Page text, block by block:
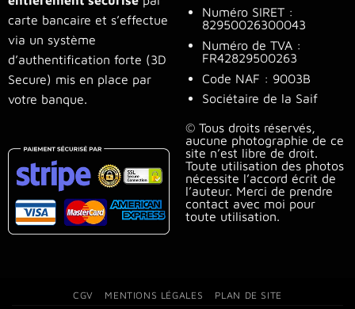
carte bancaire et s’effectue
via un système
d’authentification forte (3D
Secure) mis en place par
votre banque.
Numéro SIRET :
82950026300043
Numéro de TVA :
FR42829500263
Code NAF : 9003B
Sociétaire de la Saif
© Tous droits réservés,
aucune photographie de ce
site n’est libre de droit.
Toute utilisation des photos
nécessite l’accord écrit de
l’auteur. Merci de prendre
contact avec moi pour
toute utilisation.
CGV MENTIONS LÉGALES PLAN DE SITE